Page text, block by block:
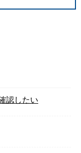
認したい